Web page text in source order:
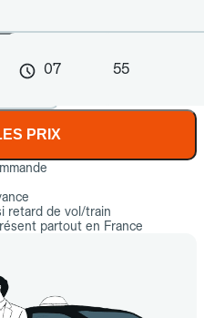
07 55
PRIX
retard de vol/train
partout en France